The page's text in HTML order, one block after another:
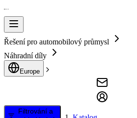
Řešení pro automobilový průmysl
Náhradní díly
Europe
Filtrování a